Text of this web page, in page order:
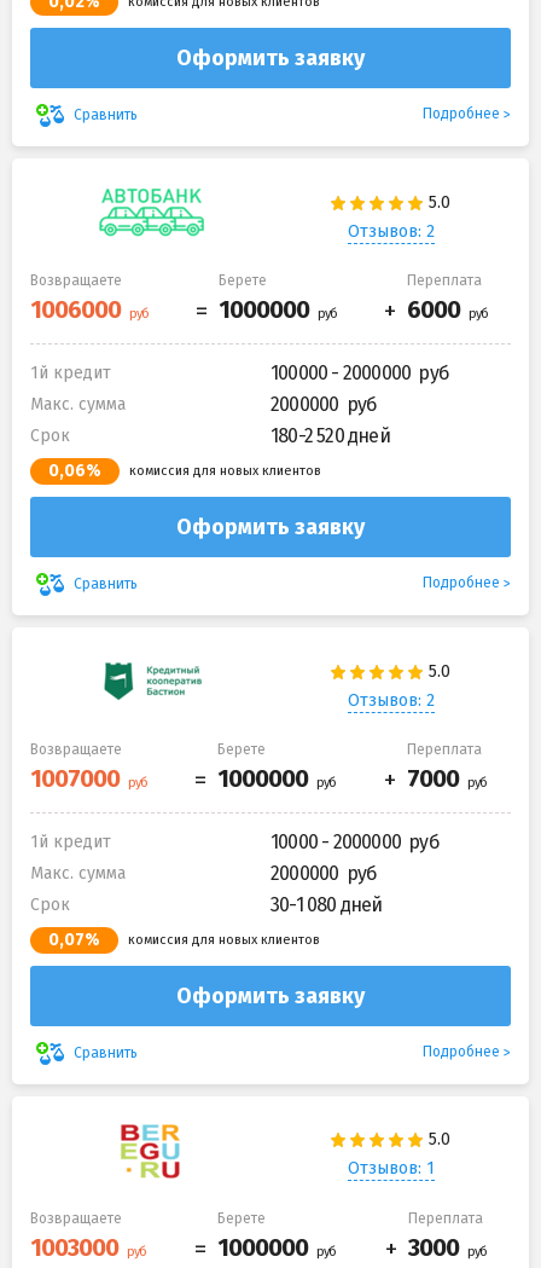
Оформить заявку
Сравнить Подробнее
Отзывов: 2
Возвращаете Берете Переплата
1й кредит 100000 - 2000000
Макс. сумма 2000000
Срок 180-2 520 дней
0,06% комиссия для новых клиентов
Оформить заявку
Сравнить Подробнее
Отзывов: 2
Возвращаете Берете Переплата
1й кредит 10000 - 2000000
Макс. сумма 2000000
Срок 30-1 080 дней
0,07% комиссия для новых клиентов
Оформить заявку
Сравнить Подробнее
Отзывов: 1
Возвращаете Берете Переплата